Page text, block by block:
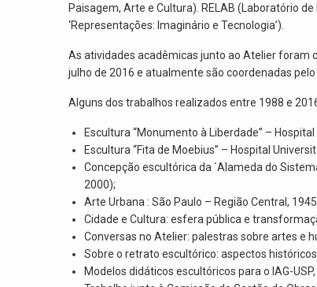
Paisagem, Arte e Cultura). RELAB (Laboratório
‘Representações: Imaginário e Tecnologia’).
As atividades acadêmicas junto ao Atelier foram
julho de 2016 e atualmente são coordenadas
Alguns dos trabalhos realizados entre 1988 e
Escultura “Monumento à Liberdade” –
Escultura “Fita de Moebius” – Hospital
Concepção escultórica da `Alameda do
2000);
Arte Urbana : São Paulo – Região Central,
Cidade e Cultura: esfera pública e
Conversas no Atelier: palestras sobre artes e
Sobre o retrato escultórico: aspectos
Modelos didáticos escultóricos para o IAG-